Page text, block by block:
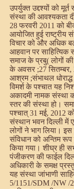
उपर्युक्त उद्दश्यों को
संस्था की आवश्यकता
28 फरवरी 2011 को
आयोजित हुई राष्ट्रीय
विचार को और अधिक
आहवान पर साहित्यिक
समाज के प्रबु( लोगों
के अवसर ;27 सितम्बर,
आश्रम ;संभाथल
विमर्श के पश्चात यह
अकादमी नामक संस्था
स्तर की संस्था हो।
पश्चात् 31 मई, 2012
संस्थान भवन दिल्ली में
लोगों ने भाग लिया।
संविधान को अन्तिम रूप
किया गया। शीघ्र ही
पंजीकरण की फाईल
अधिकारी के समक्ष
यह संस्था जांभाणी
5/1151/SDM /NW /